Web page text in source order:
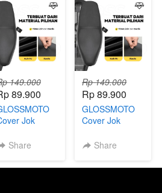
149.000
89.900
Jok
Share
Rp 149.000
Rp 89.900
GLOSSMOTO
Cover Jok
Share